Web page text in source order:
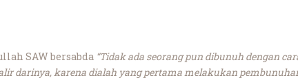
SAW bersabda “Tidak ada seorang pun dibunuh dengan
darinya, karena dialah yang pertama melakukan